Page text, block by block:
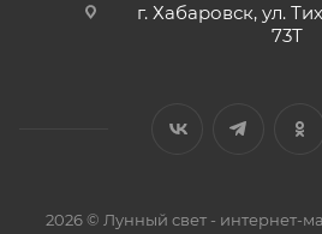
г. Хабаровск, ул.
73Т
2026 © Лунный свет - интернет-